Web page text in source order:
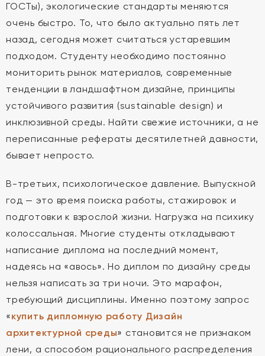
ГОСТы), экологические стандарты меняются
очень быстро. То, что было актуально пять лет
назад, сегодня может считаться устаревшим
подходом. Студенту необходимо постоянно
мониторить рынок материалов, современные
тенденции в ландшафтном дизайне, принципы
устойчивого развития (sustainable design) и
инклюзивной среды. Найти свежие источники, а не
переписанные рефераты десятилетней давности,
бывает непросто.
В-третьих, психологическое давление. Выпускной
год — это время поиска работы, стажировок и
подготовки к взрослой жизни. Нагрузка на психику
колоссальная. Многие студенты откладывают
написание диплома на последний момент,
надеясь на «авось». Но диплом по дизайну среды
нельзя написать за три ночи. Это марафон,
требующий дисциплины. Именно поэтому запрос
«купить дипломную работу Дизайн
архитектурной среды» становится не признаком
лени, а способом рационального распределения